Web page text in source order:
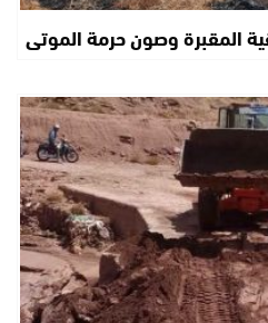
المقبرة وصون حرمة الموتى